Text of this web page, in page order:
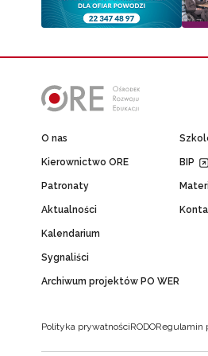
O nas
Kierownictwo ORE
Patronaty
Aktualności
Kalendarium
Sygnaliści
Archiwum projektów PO WER
BIP
Polityka prywatnościRODORegulamin